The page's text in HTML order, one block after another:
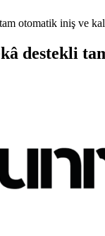
otomatik iniş ve
destekli